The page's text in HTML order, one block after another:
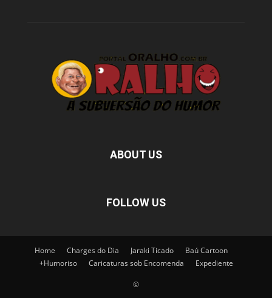
ABOUT US
FOLLOW US
Home Charges do Dia Jaraki Ticado
Baú Cartoon
+Humoriso
Caricaturas sob Encomenda Expediente
©